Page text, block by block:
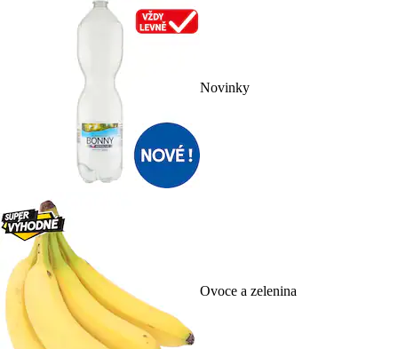
Novinky
Ovoce a zelenina